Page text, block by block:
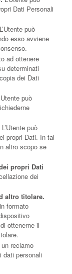
Dati Personali
L’Utente può
esso avviene
ad ottenere
determinati
dei Dati
può
L’Utente può
propri Dati. In tal
altro scopo se
propri Dati
dei
altro titolare.
formato
ottenerne il
un reclamo
dati personali